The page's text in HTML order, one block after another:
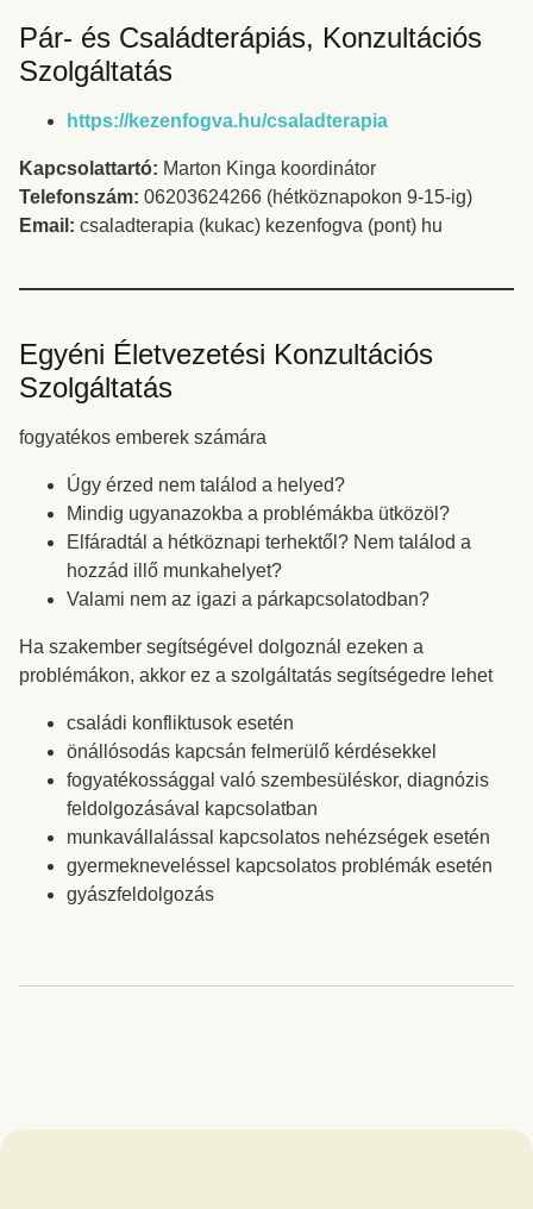
Pár- és Családterápiás, Konzultációs
Szolgáltatás
https://kezenfogva.hu/csaladterapia
Kapcsolattartó: Marton Kinga koordinátor
Telefonszám: 06203624266 (hétköznapokon 9-15-ig)
Email: csaladterapia (kukac) kezenfogva (pont) hu
Egyéni Életvezetési Konzultációs
Szolgáltatás
fogyatékos emberek számára
Úgy érzed nem találod a helyed?
Mindig ugyanazokba a problémákba ütközöl?
Elfáradtál a hétköznapi terhektől? Nem találod a
hozzád illő munkahelyet?
Valami nem az igazi a párkapcsolatodban?
Ha szakember segítségével dolgoznál ezeken a
problémákon, akkor ez a szolgáltatás segítségedre lehet
családi konfliktusok esetén
önállósodás kapcsán felmerülő kérdésekkel
fogyatékossággal való szembesüléskor, diagnózis
feldolgozásával kapcsolatban
munkavállalással kapcsolatos nehézségek esetén
gyermekneveléssel kapcsolatos problémák esetén
gyászfeldolgozás